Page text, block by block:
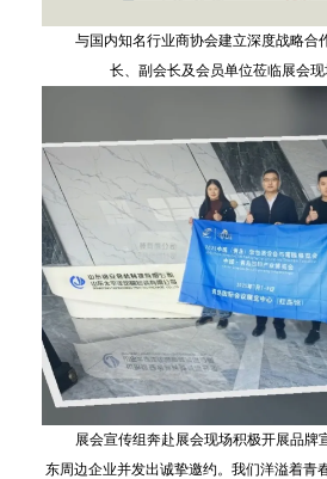
与国内知名行业商协会建立深度战略合
长、副会长及会员单位莅临展会现
展会宣传组奔赴展会现场积极开展品牌
东周边企业并发出诚挚邀约。我们洋溢着青